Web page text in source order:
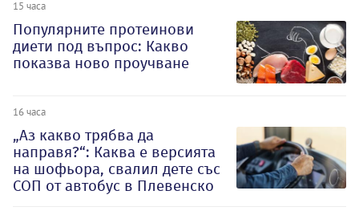
15 часа
Популярните протеинови
диети под въпрос: Какво
показва ново проучване
16 часа
„Аз какво трябва да
направя?“: Каква е версията
на шофьора, свалил дете със
СОП от автобус в Плевенско